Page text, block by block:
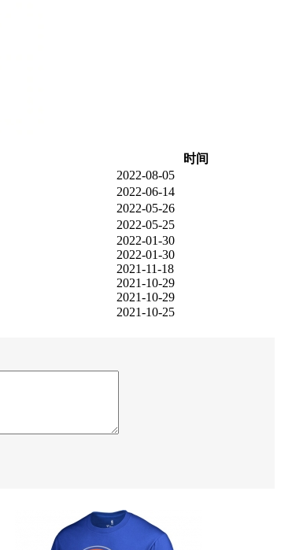
时间
2022-08-05
2022-06-14
2022-05-26
2022-05-25
2022-01-30
2022-01-30
2021-11-18
2021-10-29
2021-10-29
2021-10-25